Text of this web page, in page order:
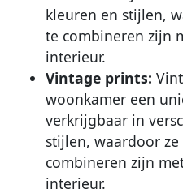
kleuren en stijlen,
te combineren zijn
interieur.
Vintage prints:
woonkamer een
verkrijgbaar in
stijlen, waardoor
combineren zijn
interieur.